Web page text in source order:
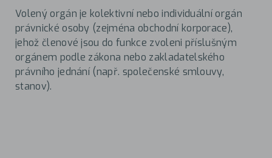
Volený orgán je kolektivní nebo individuální orgán
právnické osoby (zejména obchodní korporace),
jehož členové jsou do funkce zvoleni příslušným
orgánem podle zákona nebo zakladatelského
právního jednání (např. společenské smlouvy,
stanov).